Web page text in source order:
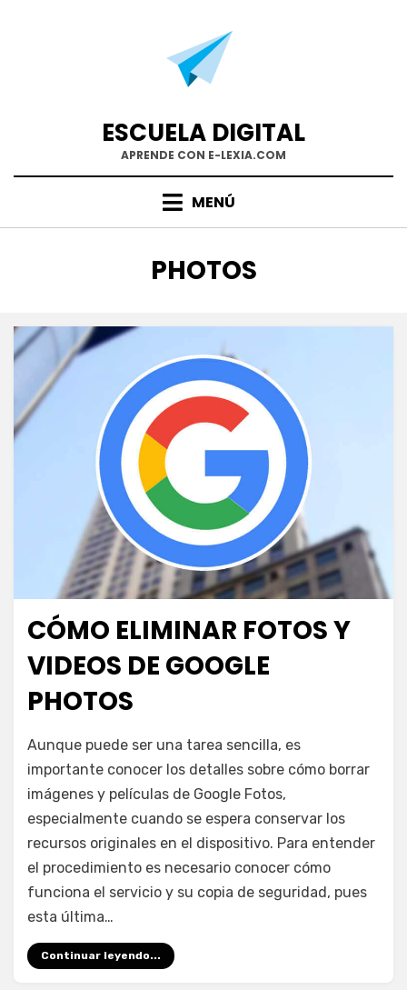
ESCUELA DIGITAL
APRENDE CON E-LEXIA.COM
MENÚ
ETIQUETA
:
PHOTOS
Publicada
el
junio 23, 2024
Escuela Google
CÓMO ELIMINAR FOTOS Y
VIDEOS DE GOOGLE
PHOTOS
juancadotcom
Deja un comentario
eliminar
fotos
y
videos
Google
Photos
Aunque puede ser una tarea sencilla, es
importante conocer los detalles sobre cómo borrar
imágenes y películas de Google Fotos,
especialmente cuando se espera conservar los
recursos originales en el dispositivo. Para entender
el procedimiento es necesario conocer cómo
funciona el servicio y su copia de seguridad, pues
esta última…
Continuar leyendo...